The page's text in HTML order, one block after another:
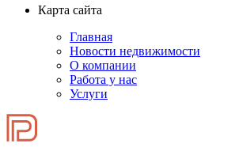
Карта сайта
Главная
Новости недвижимости
О компании
Работа у нас
Услуги